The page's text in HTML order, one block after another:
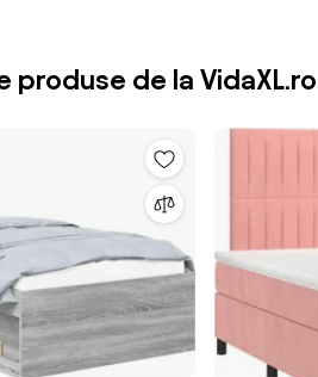
produse de la VidaXL.ro